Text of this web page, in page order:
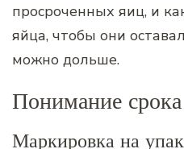
просроченных яиц, и
яйца, чтобы они
можно дольше.
Понимание
Маркировка на